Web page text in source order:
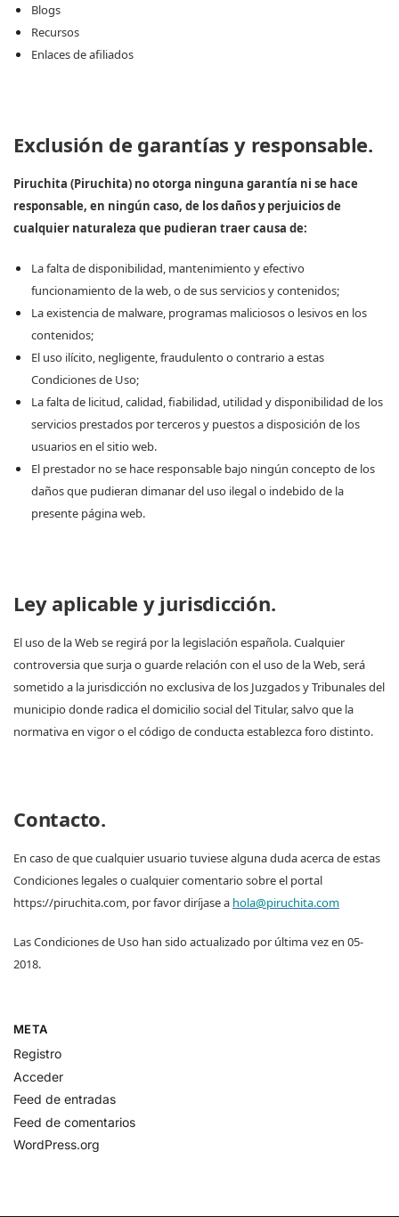
Blogs
Recursos
Enlaces de afiliados
Exclusión de garantías y responsable.
Piruchita (Piruchita) no otorga ninguna garantía ni se hace
responsable, en ningún caso, de los daños y perjuicios de
cualquier naturaleza que pudieran traer causa de:
La falta de disponibilidad, mantenimiento y efectivo
funcionamiento de la web, o de sus servicios y contenidos;
La existencia de malware, programas maliciosos o lesivos en los
contenidos;
El uso ilícito, negligente, fraudulento o contrario a estas
Condiciones de Uso;
La falta de licitud, calidad, fiabilidad, utilidad y disponibilidad de los
servicios prestados por terceros y puestos a disposición de los
usuarios en el sitio web.
El prestador no se hace responsable bajo ningún concepto de los
daños que pudieran dimanar del uso ilegal o indebido de la
presente página web.
Ley aplicable y jurisdicción.
El uso de la Web se regirá por la legislación española. Cualquier
controversia que surja o guarde relación con el uso de la Web, será
sometido a la jurisdicción no exclusiva de los Juzgados y Tribunales del
municipio donde radica el domicilio social del Titular, salvo que la
normativa en vigor o el código de conducta establezca foro distinto.
Contacto.
En caso de que cualquier usuario tuviese alguna duda acerca de estas
Condiciones legales o cualquier comentario sobre el portal
https://piruchita.com, por favor diríjase a hola@piruchita.com
Las Condiciones de Uso han sido actualizado por última vez en 05-
2018.
META
Registro
Acceder
Feed de entradas
Feed de comentarios
WordPress.org